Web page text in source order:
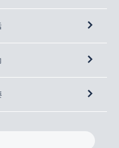
(SORW)
ニティ